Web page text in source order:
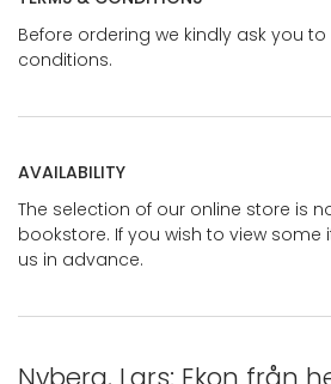
Before ordering we kindly ask you
conditions.
AVAILABILITY
The selection of our online store is
bookstore. If you wish to view
us in advance.